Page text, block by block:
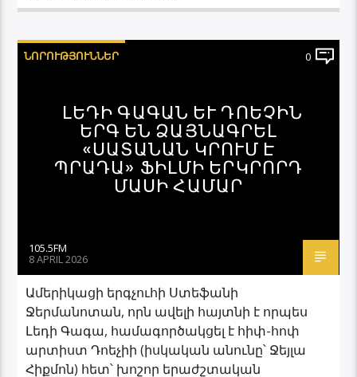
ՆՈՐՈՒԹՅՈՒՆՆԵՐ 0
ԼԵԴԻ ԳԱԳԱՆ ԵՒ ԴՈԵՉԻՆ Ե
ՐԳ ԵՆ ՁԱՅՆԱԳՐԵԼ «
ՍԱՏԱՆԱՆ ԿՐՈՒՄ Է Պ
ՐԱԴԱ» ՖԻԼՄԻ ԵՐԿՐՈՐԴ Մ
ԱՍԻ ՀԱՄԱՐ
105.5FM
8 APRIL 2026
Ամերիկացի երգչուհի Ստեֆանի
Ջերմանոտան, որն ավելի հայտնի է որպես
Լեդի Գագա, համագործակցել է հիփ-հոփ
արտիստ Դոեչիի (իսկական անունը՝ Ջեյլա
Հիքմոն) հետ՝ խոշոր երաժշտական ​​